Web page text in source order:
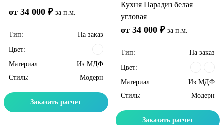
от 34 000 ₽ за п.м.
Тип:
На заказ
Цвет:
Материал:
Из МДФ
Стиль:
Модерн
Заказать расчет
Кухня Парадиз белая
угловая
от 34 000 ₽ за п.м.
Тип:
На заказ
Цвет:
Материал:
Из МДФ
Стиль:
Модерн
Заказать расчет